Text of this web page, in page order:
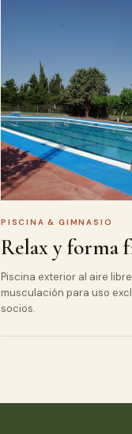
PISCINA & GIMNASIO
Relax y forma
Piscina exterior al aire
musculación para uso
socios.